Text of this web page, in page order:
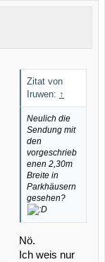
Zitat von
Iruwen: ↑
Neulich die
Sendung mit
den
vorgeschrieb
enen 2,30m
Breite in
Parkhäusern
gesehen?
Nö.
Ich weis nur